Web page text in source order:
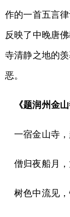
作的一首五言
反映了中晚唐
寺清静之地的
恶。
《题润州金
一宿金山寺，
僧归夜船月，
树色中流见，